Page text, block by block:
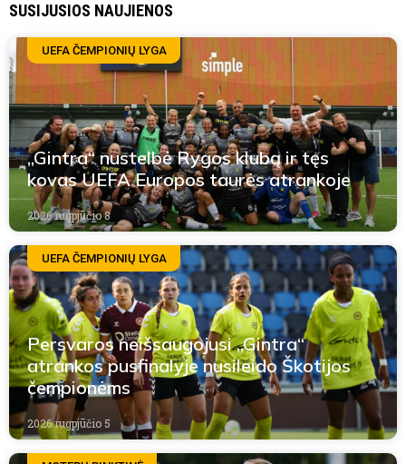
SUSIJUSIOS NAUJIENOS
UEFA ČEMPIONIŲ LYGA
„Gintra“ nustelbė Rygos klubą ir tęs
kovas UEFA Europos taurės atrankoje
2026 rugpjūčio 8
UEFA ČEMPIONIŲ LYGA
Persvaros neišsaugojusi „Gintra“
atrankos pusfinalyje nusileido Škotijos
čempionėms
2026 rugpjūčio 5